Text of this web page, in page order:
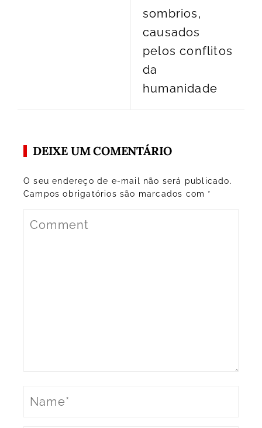
sombrios,
causados
pelos conflitos
da
humanidade
DEIXE UM COMENTÁRIO
O seu endereço de e-mail não será publicado.
Campos obrigatórios são marcados com *